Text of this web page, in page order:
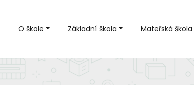
O škole Základní škola Mateřská škola